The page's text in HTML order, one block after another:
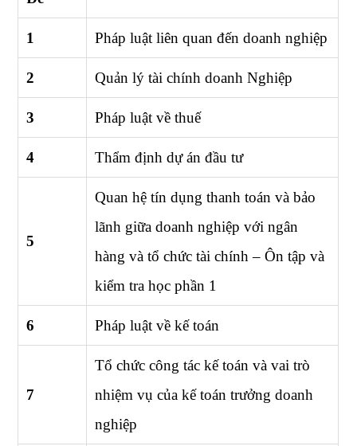
1 Pháp luật liên quan đến doanh nghiệp
2 Quản lý tài chính doanh Nghiệp
3 Pháp luật về thuế
4 Thẩm định dự án đầu tư
5
Quan hệ tín dụng thanh toán và bảo
lãnh giữa doanh nghiệp với ngân
hàng và tổ chức tài chính – Ôn tập và
kiểm tra học phần 1
6 Pháp luật về kế toán
7
Tổ chức công tác kế toán và vai trò
nhiệm vụ của kế toán trưởng doanh
nghiệp